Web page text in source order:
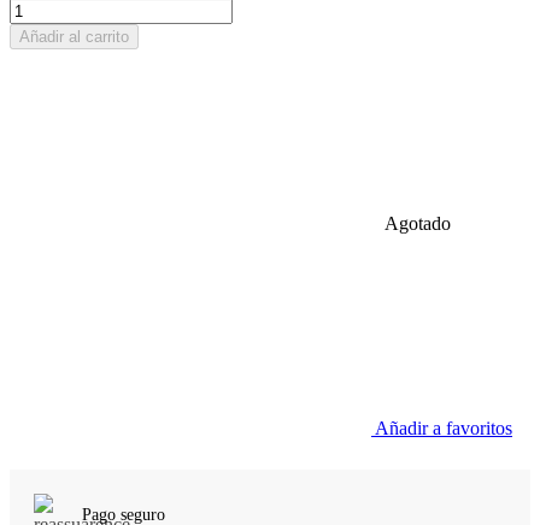
Añadir al carrito
Agotado
Añadir a favoritos
Pago seguro